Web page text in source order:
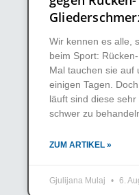
Wir kennen es alle,
beim Sport:
Mal tauchen sie auf
einigen Tagen.
läuft sind diese
schwer zu
ZUM ARTIKEL »
Gjulijana Mulaj 6.